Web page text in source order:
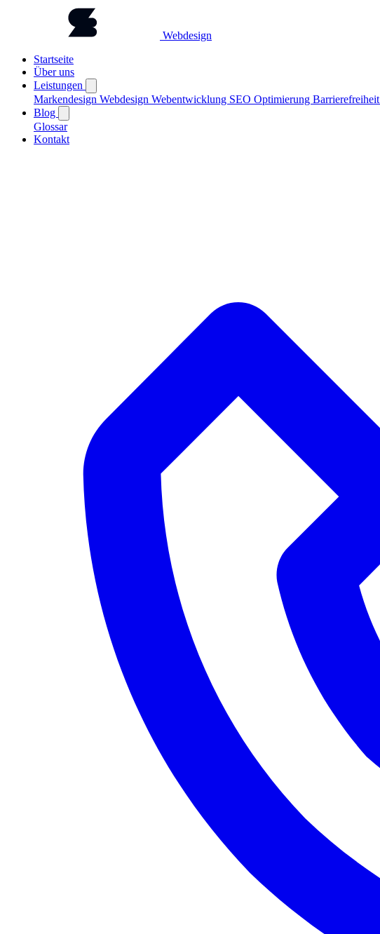
Webdesign
Startseite
Über uns
Leistungen
Markendesign Webdesign Webentwicklung SEO Optimierung Barrierefreiheit
Blog
Glossar
Kontakt